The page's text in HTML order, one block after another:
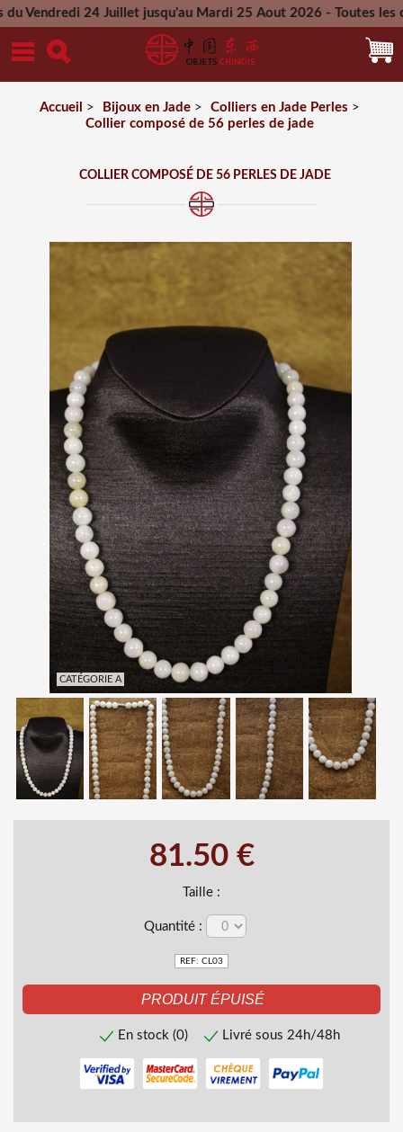
24 Juillet jusqu'au Mardi 25 Aout 2026 - Toutes les
Mercredi 26 Aout 2026
Accueil > Bijoux en Jade> Colliers en Jade Perles >
Collier composé de 56 perles de jade
COLLIER COMPOSÉ DE 56 PERLES DE JADE
CATÉGORIE A
81.50 €
Taille :
Quantité :
REF: CL03
En stock (0) Livré sous 24h/48h